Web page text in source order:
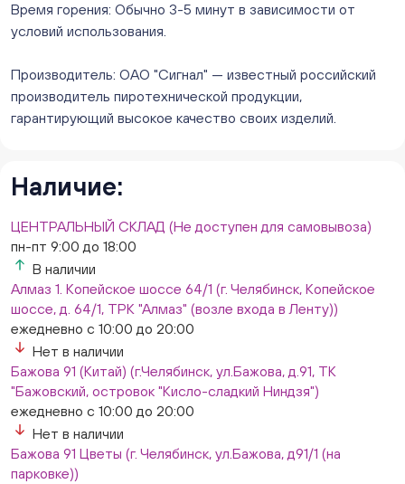
ежедневно с 10:00 до 20:00
Нет в наличии
Время горения: Обычно 3-5 минут в зависимости от
условий использования.
Производитель: ОАО "Сигнал" — известный российский
производитель пиротехнической продукции,
гарантирующий высокое качество своих изделий.
Наличие:
ЦЕНТРАЛЬНЫЙ СКЛАД (Не доступен для самовывоза)
пн-пт 9:00 до 18:00
В наличии
Алмаз 1. Копейское шоссе 64/1 (г. Челябинск, Копейское
шоссе, д. 64/1, ТРК "Алмаз" (возле входа в Ленту))
ежедневно с 10:00 до 20:00
Нет в наличии
Бажова 91 (Китай) (г.Челябинск, ул.Бажова, д.91, ТК
"Бажовский, островок "Кисло-сладкий Ниндзя")
ежедневно с 10:00 до 20:00
Нет в наличии
Бажова 91 Цветы (г. Челябинск, ул.Бажова, д91/1 (на
парковке))